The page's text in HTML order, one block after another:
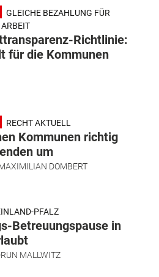
GLEICHE BEZAHLUNG FÜR
Richtlinie:
für die Kommunen
RECHT AKTUELL
Kommunen richtig
um
DOMBERT
PFALZ
Betreuungspause in
MALLWITZ